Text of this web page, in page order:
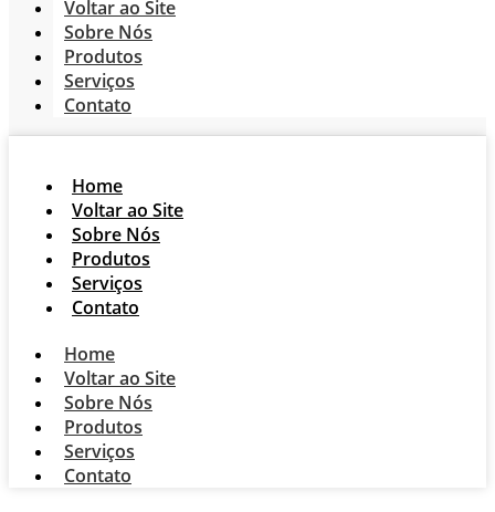
Voltar ao Site
Sobre Nós
Produtos
Serviços
Contato
Home
Voltar ao Site
Sobre Nós
Produtos
Serviços
Contato
Home
Voltar ao Site
Sobre Nós
Produtos
Serviços
Contato